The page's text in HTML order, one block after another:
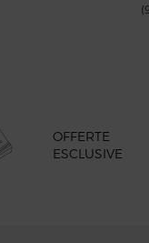
OFFERTE
ESCLUSIVE